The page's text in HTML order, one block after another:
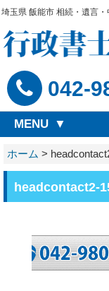
埼玉県 飯能市 相続・遺言
042-
MENU
ホーム >
headcontact2-